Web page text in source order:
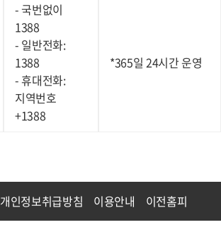
- 국번없이
1388
- 일반전화:
1388
- 휴대전화:
지역번호
+1388
*365일 24시간 운영
개인정보취급방침 이용안내 이전홈피